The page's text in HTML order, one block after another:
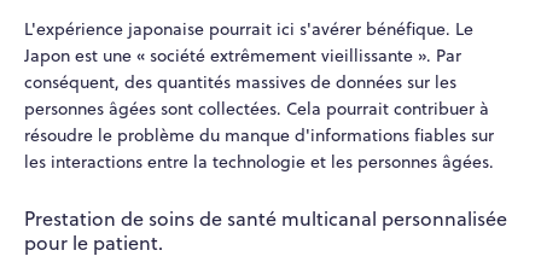
L'expérience japonaise pourrait ici s'avérer bénéfique. Le
Japon est une « société extrêmement vieillissante ». Par
conséquent, des quantités massives de données sur les
personnes âgées sont collectées. Cela pourrait contribuer à
résoudre le problème du manque d'informations fiables sur
les interactions entre la technologie et les personnes âgées.
Prestation de soins de santé multicanal personnalisée
pour le patient.